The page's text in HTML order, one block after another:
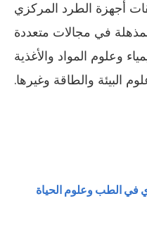
أجهزة الطرد المركزي
في مجالات متعددة
وعلوم المواد والأغذية
البيئة والطاقة وغيرها.
في الطب وعلوم الحياة